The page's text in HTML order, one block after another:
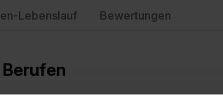
Lebenslauf Bewertungen
Berufen